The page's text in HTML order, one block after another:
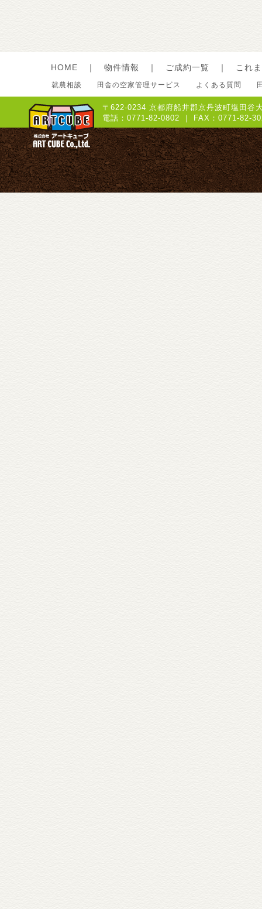
HOME ｜ 物件情報 ｜ ご成約一覧 ｜ これ
就農相談 田舎の空家管理サービス よくある質問
〒622-0234 京都府船井郡京丹波町塩田谷
電話：0771-82-0802 ｜ FAX：0771-82-